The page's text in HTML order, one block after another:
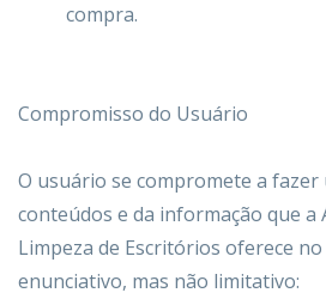
compra.
Compromisso do Usuário
O usuário se compromete a fazer
conteúdos e da informação que a
Limpeza de Escritórios oferece
enunciativo, mas não limitativo: